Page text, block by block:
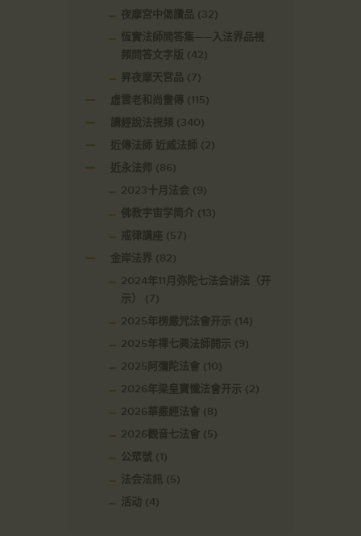
夜摩宮中偈讚品 (32)
恆實法師問答集——入法界品視
頻問答文字版 (42)
昇夜摩天宮品 (7)
虛雲老和尚畫傳 (115)
講經說法視頻
(340)
近傳法師 近威法師 (2)
近永法师 (86)
2023十月法会 (9)
佛教宇宙学简介 (13)
戒律講座 (57)
金岸法界 (82)
2024年11月弥陀七法会讲法（开
示）
(7)
2025年楞嚴咒法會开示 (14)
2025年禪七興法師開示 (9)
2025阿彌陀法會 (10)
2026年梁皇寶懺法會开示 (2)
2026華嚴經法會 (8)
2026觀音七法會 (5)
公眾號 (1)
法会法訊 (5)
活动 (4)